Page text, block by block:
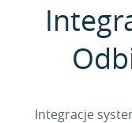
Integracje